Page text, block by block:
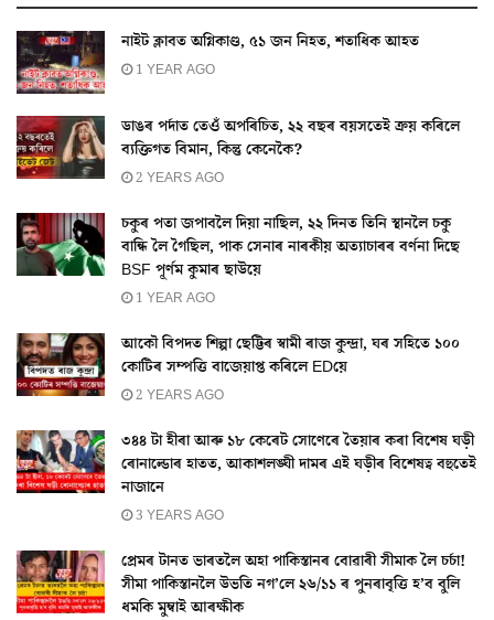
নাইট ক্লাবত অগ্নিকাণ্ড, ৫১ জন নিহত, শতাধিক আহত
1 YEAR AGO
ডাঙৰ পৰ্দাত তেওঁ অপৰিচিত, ২২ বছৰ বয়সতেই ক্ৰয় কৰিলে
ব্যক্তিগত বিমান, কিন্তু কেনেকৈ?
2 YEARS AGO
চকুৰ পতা জপাবলৈ দিয়া নাছিল, ২২ দিনত তিনি স্থানলৈ চকু
বান্ধি লৈ গৈছিল, পাক সেনাৰ নাৰকীয় অত্যাচাৰৰ বৰ্ণনা দিছে
BSF পূৰ্ণম কুমাৰ ছাউয়ে
1 YEAR AGO
আকৌ বিপদত শিল্পা ছেট্টিৰ স্বামী ৰাজ কুন্দ্ৰা, ঘৰ সহিতে ১০০
কোটিৰ সম্পত্তি বাজেয়াপ্ত কৰিলে EDয়ে
2 YEARS AGO
৩৪৪ টা হীৰা আৰু ১৮ কেৰেট সোণেৰে তৈয়াৰ কৰা বিশেষ ঘড়ী
ৰোনাল্ডোৰ হাতত, আকাশলঙ্ঘী দামৰ এই ঘড়ীৰ বিশেষত্ব বহুতেই
নাজানে
3 YEARS AGO
প্ৰেমৰ টানত ভাৰতলৈ অহা পাকিস্তানৰ বোৱাৰী সীমাক লৈ চৰ্চা!
সীমা পাকিস্তানলৈ উভতি নগ’লে ২৬/১১ ৰ পুনৰাবৃত্তি হ’ব বুলি
ধমকি মুম্বাই আৰক্ষীক